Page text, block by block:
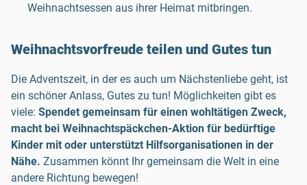
Weihnachtsessen aus ihrer Heimat mitbringen.
Weihnachtsvorfreude teilen und Gutes tun
Die Adventszeit, in der es auch um Nächstenliebe geht, ist
ein schöner Anlass, Gutes zu tun! Möglichkeiten gibt es
viele: Spendet gemeinsam für einen wohltätigen Zweck,
macht bei Weihnachtspäckchen-Aktion für bedürftige
Kinder mit oder unterstützt Hilfsorganisationen in der
Nähe. Zusammen könnt Ihr gemeinsam die Welt in eine
andere Richtung bewegen!